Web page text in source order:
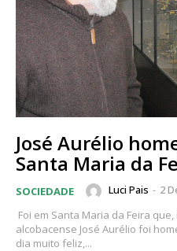
José Aurélio
Santa Maria da
SOCIEDADE Luci Pais - 2
Foi em Santa Maria da Feira
alcobacense José Aurélio foi
dia muito feliz,...